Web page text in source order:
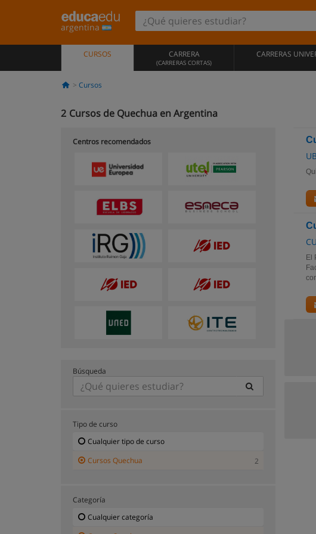
argentina
CURSOS CARRERA
(CARRERAS CORTAS)
CARRERAS
Cursos
2 Cursos de Quechua en Argentina
El
Centros recomendados
Búsqueda
Tipo de curso
Cualquier tipo de curso
Cursos Quechua
2
Categoría
Cualquier categoría